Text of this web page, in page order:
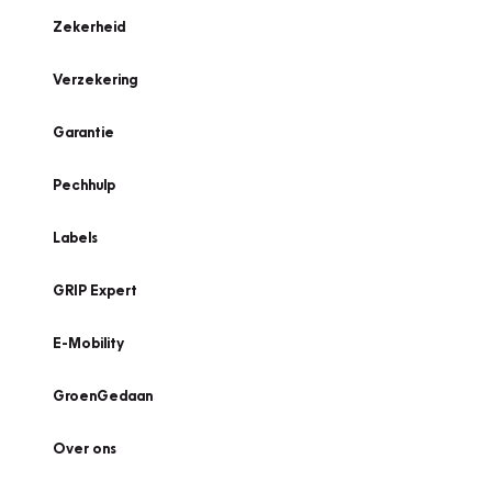
Zekerheid
Verzekering
Garantie
Pechhulp
Labels
GRIP Expert
E-Mobility
GroenGedaan
Over ons